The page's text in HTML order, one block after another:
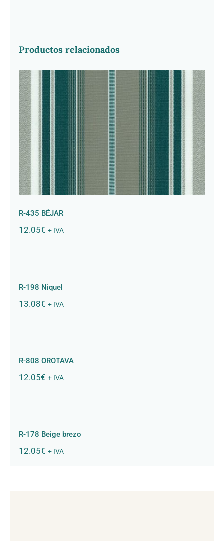
Productos relacionados
R-435 BÉJAR
R-435 BÉJAR
12.05€ + IVA
R-198 Niquel
13.08€ + IVA
R-808 OROTAVA
12.05€ + IVA
R-178 Beige brezo
12.05€ + IVA